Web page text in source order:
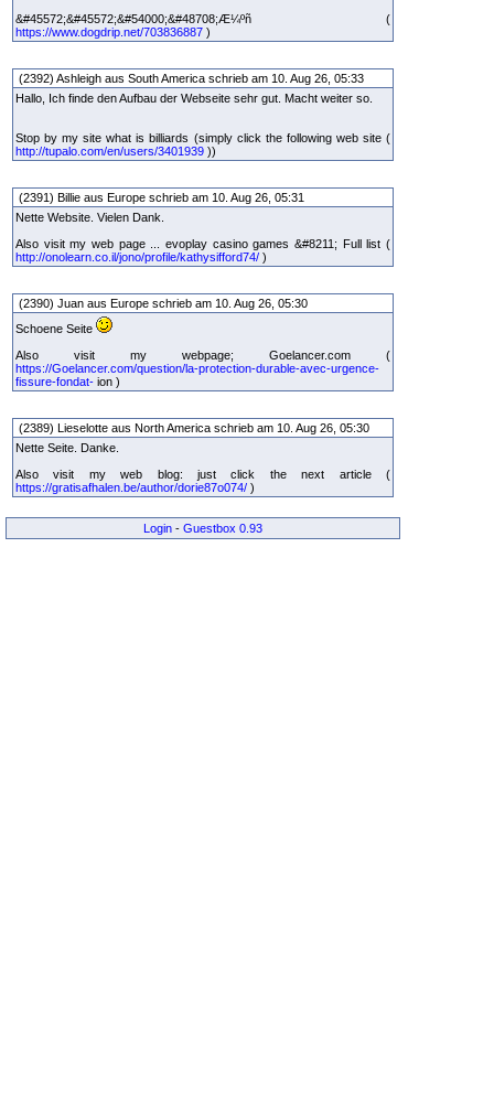
&#45572;&#45572;&#54000;&#48708;Æ¼ºñ (
https://www.dogdrip.net/703836887 )
(2392) Ashleigh aus South America schrieb am 10. Aug 26, 05:33
Hallo, Ich finde den Aufbau der Webseite sehr gut. Macht weiter so.
Stop by my site what is billiards (simply click the following web site (
http://tupalo.com/en/users/3401939 ))
(2391) Billie aus Europe schrieb am 10. Aug 26, 05:31
Nette Website. Vielen Dank.
Also visit my web page ... evoplay casino games &#8211; Full list (
http://onolearn.co.il/jono/profile/kathysifford74/ )
(2390) Juan aus Europe schrieb am 10. Aug 26, 05:30
Schoene Seite
Also visit my webpage; Goelancer.com (
https://Goelancer.com/question/la-protection-durable-avec-urgence-
fissure-fondat- ion )
(2389) Lieselotte aus North America schrieb am 10. Aug 26, 05:30
Nette Seite. Danke.
Also visit my web blog: just click the next article (
https://gratisafhalen.be/author/dorie87o074/ )
Login - Guestbox 0.93